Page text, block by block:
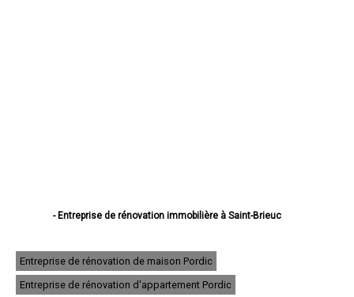
- Entreprise de rénovation immobilière à Saint-Brieuc
- Entreprise de rénovation immobilière à Lamballe
- Entreprise de rénovation immobilière à Ploufragan
- Entreprise de rénovation immobilière à Dinan
Entreprise de rénovation de maison Pordic
Entreprise de rénovation d'appartement Pordic